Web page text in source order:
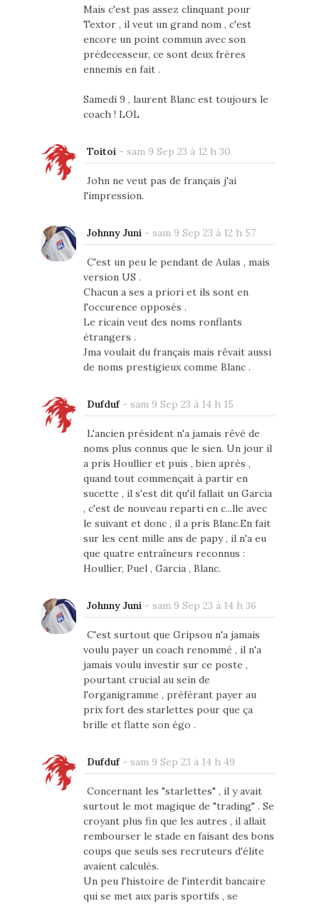
Mais c'est pas assez clinquant pour
Textor , il veut un grand nom , c'est
encore un point commun avec son
prédecesseur, ce sont deux frères
ennemis en fait .
Samedi 9 , laurent Blanc est toujours le
coach ! LOL
Toitoi - sam 9 Sep 23 à 12 h 30
John ne veut pas de français j'ai
l'impression.
Johnny Juni - sam 9 Sep 23 à 12 h 57
C'est un peu le pendant de Aulas , mais
version US .
Chacun a ses a priori et ils sont en
l'occurence opposés .
Le ricain veut des noms ronflants
étrangers .
Jma voulait du français mais rêvait aussi
de noms prestigieux comme Blanc .
Dufduf- sam 9 Sep 23 à 14 h 15
L'ancien président n'a jamais rêvé de
noms plus connus que le sien. Un jour il
a pris Houllier et puis , bien après ,
quand tout commençait à partir en
sucette , il s'est dit qu'il fallait un Garcia
, c'est de nouveau reparti en c...lle avec
le suivant et donc , il a pris Blanc.En fait
sur les cent mille ans de papy , il n'a eu
que quatre entraîneurs reconnus :
Houllier, Puel , Garcia , Blanc.
Johnny Juni - sam 9 Sep 23 à 14 h 36
C'est surtout que Gripsou n'a jamais
voulu payer un coach renommé , il n'a
jamais voulu investir sur ce poste ,
pourtant crucial au sein de
l'organigramme , préférant payer au
prix fort des starlettes pour que ça
brille et flatte son égo .
Dufduf- sam 9 Sep 23 à 14 h 49
Concernant les "starlettes" , il y avait
surtout le mot magique de "trading" . Se
croyant plus fin que les autres , il allait
rembourser le stade en faisant des bons
coups que seuls ses recruteurs d'élite
avaient calculés.
Un peu l'histoire de l'interdit bancaire
qui se met aux paris sportifs , se